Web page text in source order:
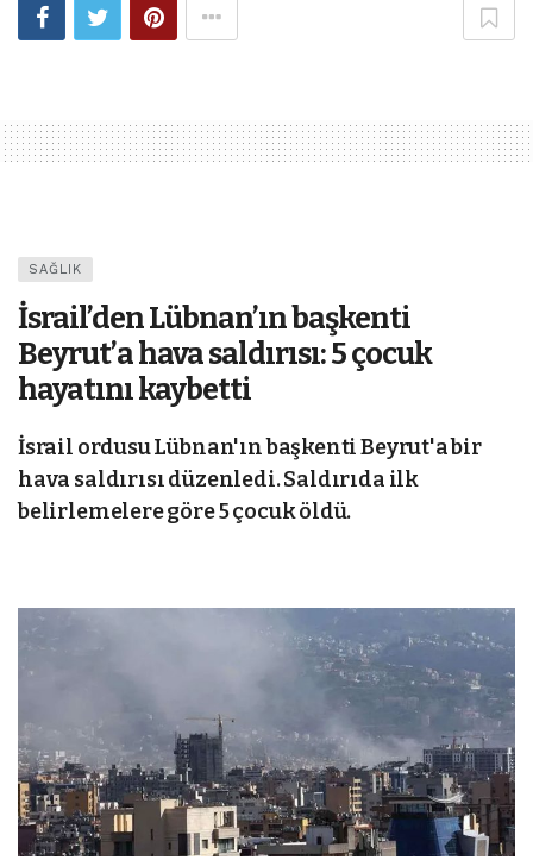
SAĞLIK
İsrail’den Lübnan’ın başkenti
Beyrut’a hava saldırısı: 5 çocuk
hayatını kaybetti
İsrail ordusu Lübnan'ın başkenti Beyrut'a bir
hava saldırısı düzenledi. Saldırıda ilk
belirlemelere göre 5 çocuk öldü.